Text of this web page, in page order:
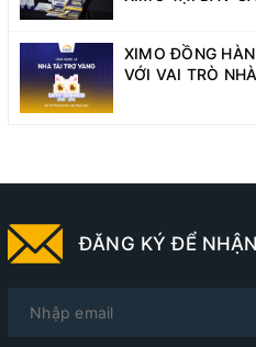
XIMO ĐỒNG
VỚI VAI TRÒ
ĐĂNG KÝ ĐỂ